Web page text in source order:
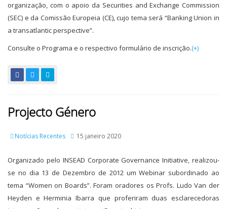
organização, com o apoio da Securities and Exchange Commission
(SEC) e da Comissão Europeia (CE), cujo tema será “Banking Union in
a transatlantic perspective”.
Consulte o Programa e o respectivo formulário de inscrição.(+)
Projecto Género
Notícias Recentes 15 janeiro 2020
Organizado pelo INSEAD Corporate Governance Initiative, realizou-
se no dia 13 de Dezembro de 2012 um Webinar subordinado ao
tema “Women on Boards”. Foram oradores os Profs. Ludo Van der
Heyden e Herminia Ibarra que proferiram duas esclarecedoras